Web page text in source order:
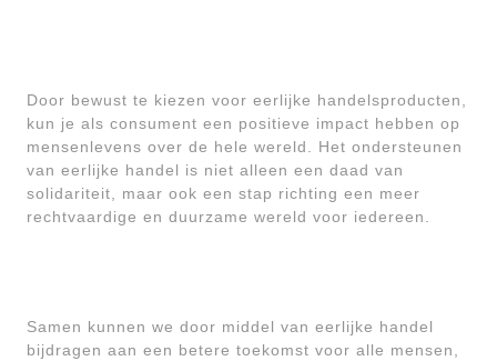
Door bewust te kiezen voor eerlijke handelsproducten,
kun je als consument een positieve impact hebben op
mensenlevens over de hele wereld. Het ondersteunen
van eerlijke handel is niet alleen een daad van
solidariteit, maar ook een stap richting een meer
rechtvaardige en duurzame wereld voor iedereen.
Samen kunnen we door middel van eerlijke handel
bijdragen aan een betere toekomst voor alle mensen,